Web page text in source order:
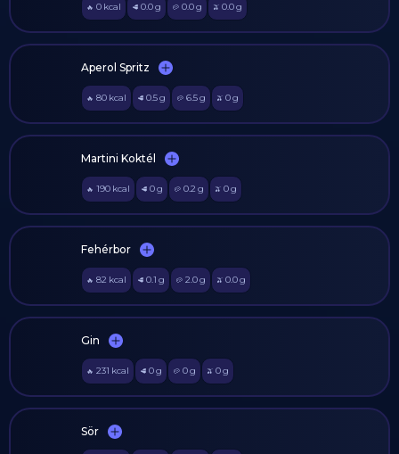
🔥 0 kcal 🥩 0.0g 🥔 0.0g 🫒 0.0g
Aperol Spritz
🔥 80 kcal 🥩 0.5g 🥔 6.5g 🫒 0g
Martini Koktél
🔥 190 kcal 🥩 0g 🥔 0.2 g 🫒 0g
Fehérbor
🔥 82 kcal 🥩 0.1 g 🥔 2.0g 🫒 0.0g
Gin
🔥 231 kcal 🥩 0g 🥔 0g 🫒 0g
Sör